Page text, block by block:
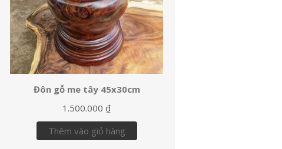
Đôn gỗ me tây 45x30cm
1.500.000 ₫
Thêm vào giỏ hàng